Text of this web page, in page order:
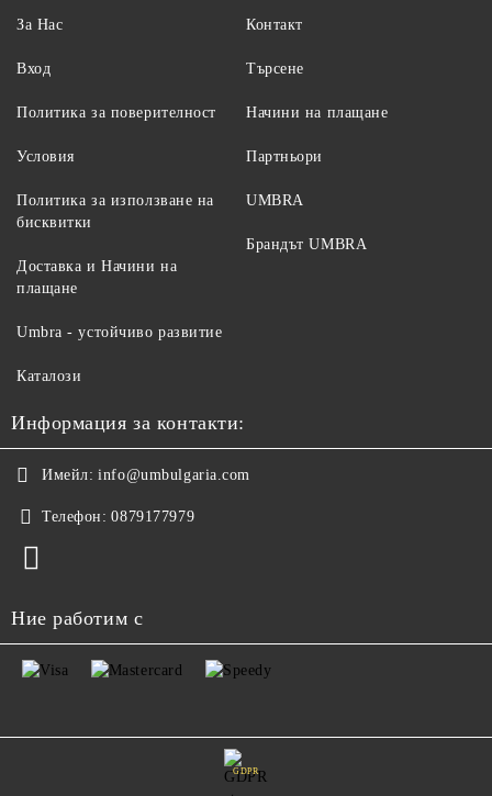
За Нас
Вход
Контакт
Търсене
Политика за поверителност
Условия
Политика за използване на
бисквитки
Доставка и Начини на
плащане
Начини на плащане
Партньори
UMBRA
Брандът UMBRA
Umbra - устойчиво развитие
Каталози
Информация за контакти:
Имейл: info@umbulgaria.com
Телефон: 0879177979
Ние работим с
GDPR